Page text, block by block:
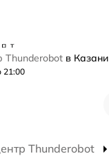
Thunderobot в Казани
21:00
Thunderobot